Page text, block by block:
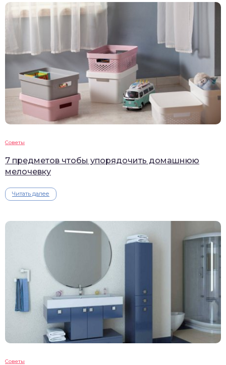
Советы
7 предметов чтобы упорядочить домашнюю
мелочевку
Читать далее
Советы